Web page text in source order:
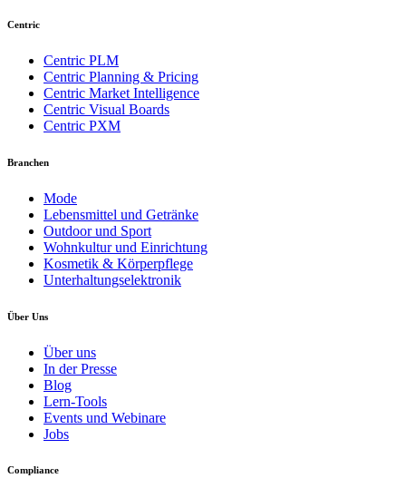
Centric
Centric PLM
Centric Planning & Pricing
Centric Market Intelligence
Centric Visual Boards
Centric PXM
Branchen
Mode
Lebensmittel und Getränke
Outdoor und Sport
Wohnkultur und Einrichtung
Kosmetik & Körperpflege
Unterhaltungselektronik
Über Uns
Über uns
In der Presse
Blog
Lern-Tools
Events und Webinare
Jobs
Compliance